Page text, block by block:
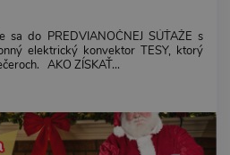
sa do PREDVIANOČNEJ SÚŤAŽE s
elektrický konvektor TESY, ktorý
AKO ZÍSKAŤ...